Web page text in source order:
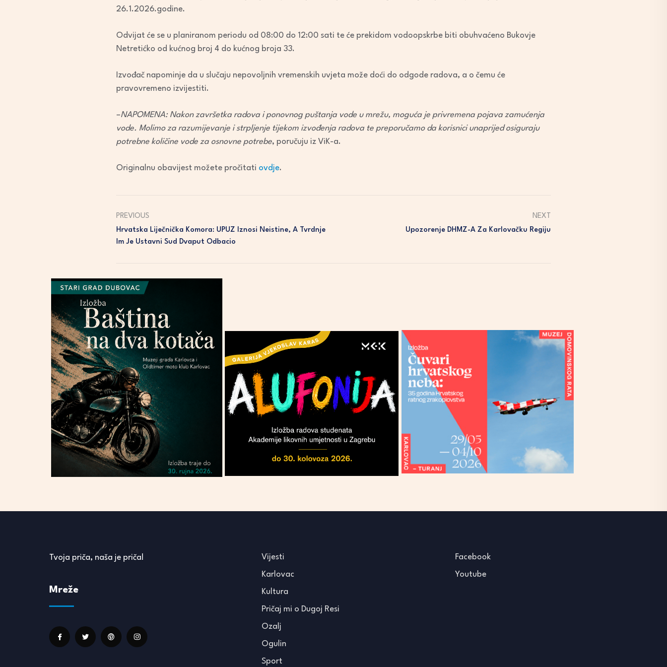
volume.
26.1.2026.godine.
Odvijat će se u planiranom periodu od 08:00 do 12:00 sati te će prekidom vodoopskrbe biti obuhvaćeno Bukovje
Netretićko od kućnog broj 4 do kućnog broja 33.
Izvođač napominje da u slučaju nepovoljnih vremenskih uvjeta može doći do odgode radova, a o čemu će
pravovremeno izvijestiti.
–NAPOMENA: Nakon završetka radova i ponovnog puštanja vode u mrežu, moguća je privremena pojava zamućenja
vode. Molimo za razumijevanje i strpljenje tijekom izvođenja radova te preporučamo da korisnici unaprijed osiguraju
potrebne količine vode za osnovne potrebe, poručuju iz ViK-a.
Originalnu obavijest možete pročitati ovdje.
PREVIOUS
Hrvatska Liječnička Komora: UPUZ Iznosi Neistine, A Tvrdnje
Im Je Ustavni Sud Dvaput Odbacio
NEXT
Upozorenje DHMZ-A Za Karlovačku Regiju
Tvoja priča, naša je priča!
Mreže
Vijesti
Karlovac
Kultura
Pričaj mi o Dugoj Resi
Ozalj
Ogulin
Sport
Facebook
Youtube